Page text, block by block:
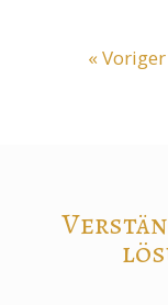
« Voriger